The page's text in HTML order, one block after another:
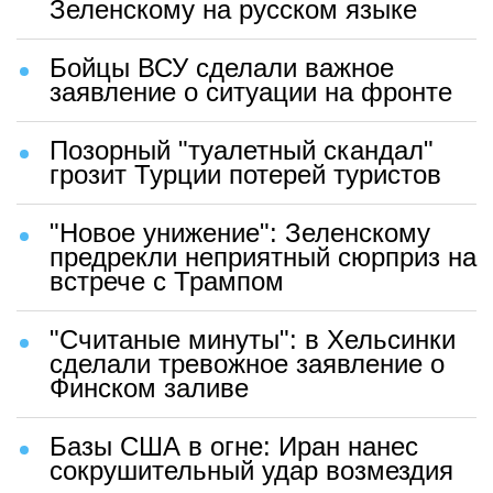
Зеленскому на русском языке
Бойцы ВСУ сделали важное
заявление о ситуации на фронте
Позорный "туалетный скандал"
грозит Турции потерей туристов
"Новое унижение": Зеленскому
предрекли неприятный сюрприз на
встрече с Трампом
"Считаные минуты": в Хельсинки
сделали тревожное заявление о
Финском заливе
Базы США в огне: Иран нанес
сокрушительный удар возмездия